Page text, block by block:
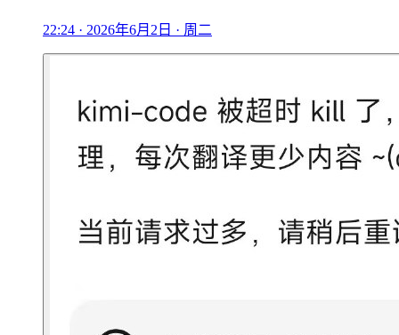
22:24 · 2026年6月2日 · 周二